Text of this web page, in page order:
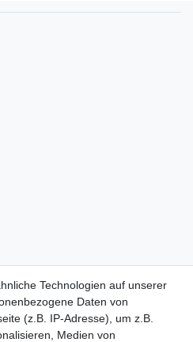
Technologien auf unserer
Daten von
(z.B. IP-Adresse), um z.B.
Medien von